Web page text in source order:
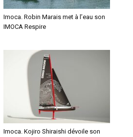
Imoca. Robin Marais met à l’eau son
IMOCA Respire
Imoca. Kojiro Shiraishi dévoile son